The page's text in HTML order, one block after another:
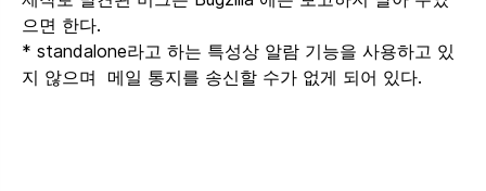
으면 한다.
* standalone라고 하는 특성상 알람 기능을 사용하고 있
지 않으며 메일 통지를 송신할 수가 없게 되어 있다.